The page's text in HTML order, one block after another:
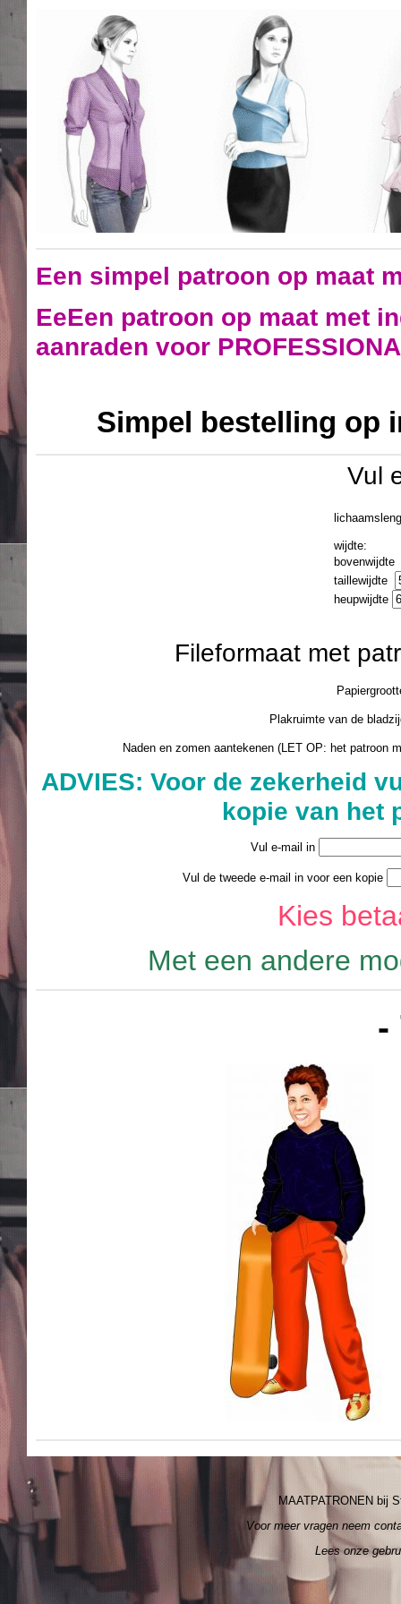
Een simpel patroon op maat
EeEen patroon op maat met
aanraden voor
Simpel bestelling op
Vul
wijdte:
bovenwijdte
taillewijdte
heupwijdte
Fileformaat met
Plakruimte van de
Naden en zomen aantekenen (LET OP: het
ADVIES: Voor de zekerheid
kopie van het
Vul e-mail in
Vul de tweede e-mail in voor een kopie
Kies
Met een andere
-
MAATPATRONEN bij
Voor meer vragen neem
Lees onze